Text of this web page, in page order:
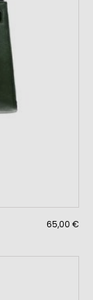
65,00 €